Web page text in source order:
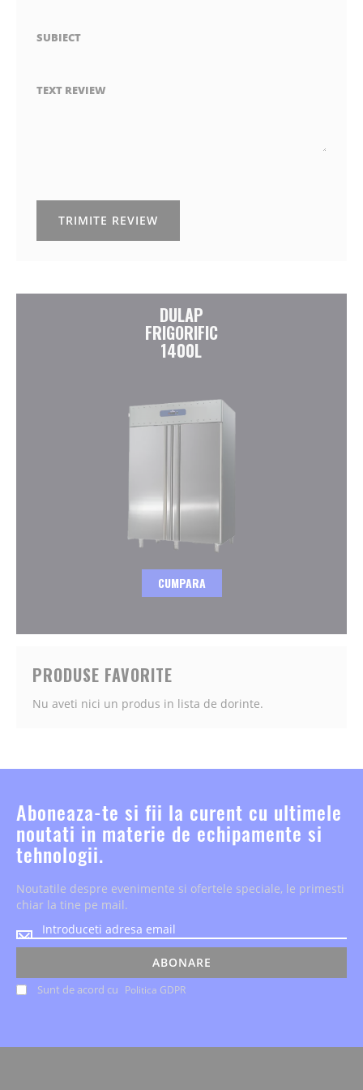
SUBIECT
TEXT REVIEW
TRIMITE REVIEW
DULAP
FRIGORIFIC
1400L
CUMPARA
PRODUSE FAVORITE
Nu aveti nici un produs in lista de dorinte.
Aboneaza-te si fii la curent cu ultimele
noutati in materie de echipamente si
tehnologii.
Noutatile despre evenimente si ofertele speciale, le primesti
chiar la tine pe mail.
Noutatile
despre
si
oferteleSunt de acord cu Politica GDPR
ABONARE